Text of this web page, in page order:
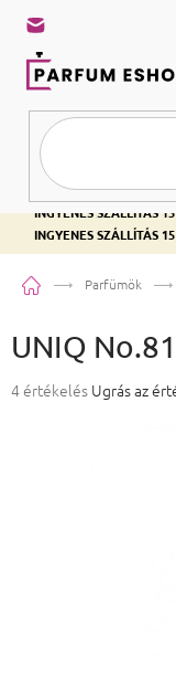
INGYENES SZÁLLÍTÁS
INGYENES SZÁLLÍTÁS
INGYENES SZÁLLÍTÁS
KezdőlapParfümök
UNIQ
A termék átlagos
4 értékelés Ugrás az